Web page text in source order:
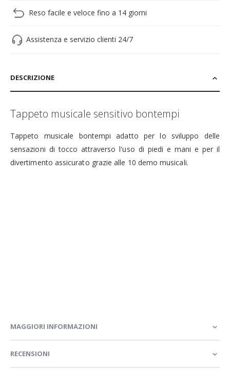
Reso facile e veloce fino a 14 giorni
Assistenza e servizio clienti 24/7
DESCRIZIONE
Tappeto musicale sensitivo bontempi
Tappeto musicale bontempiadatto per lo sviluppo delle
sensazioni di tocco attraverso l'uso di piedi e mani e per il
divertimento assicurato grazie alle 10 demo musicali.
MAGGIORI INFORMAZIONI
RECENSIONI